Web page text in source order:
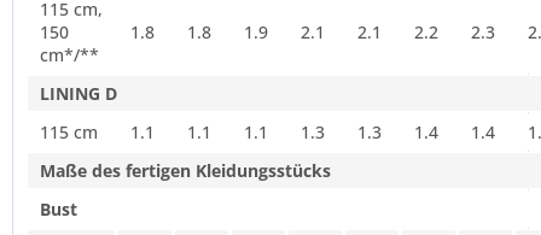
115 cm,
150
cm*/**
1.8 1.8 1.9 2.1 2.1 2.2 2.3
LINING D
115 cm
1.1 1.1 1.1 1.3 1.3 1.4 1.4
Maße des fertigen Kleidungsstücks
Bust